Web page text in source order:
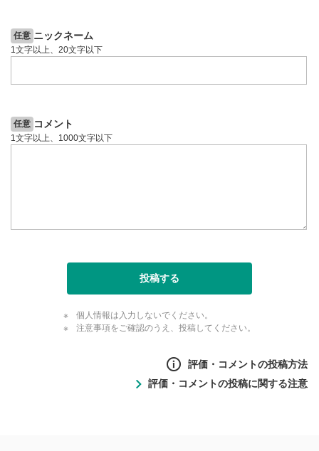
任意 ニックネーム
1文字以上、20文字以下
任意 コメント
1文字以上、1000文字以下
投稿する
個人情報は入力しないでください。
注意事項をご確認のうえ、投稿してください。
評価・コメントの投稿方法
評価・コメントの投稿に関する注意